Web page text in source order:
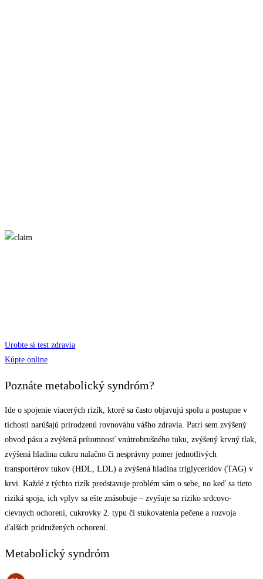
Urobte si test zdravia
Kúpte online
Poznáte metabolický syndróm?
Ide o spojenie viacerých rizík, ktoré sa často objavujú spolu a postupne v
tichosti narúšajú prirodzenú rovnováhu vášho zdravia. Patrí sem zvýšený
obvod pásu a zvýšená prítomnosť vnútrobrušného tuku, zvýšený krvný tlak,
zvýšená hladina cukru nalačno či nesprávny pomer jednotlivých
transportérov tukov (HDL, LDL) a zvýšená hladina triglyceridov (TAG) v
krvi. Každé z týchto rizík predstavuje problém sám o sebe, no keď sa tieto
riziká spoja, ich vplyv sa ešte znásobuje – zvyšuje sa riziko srdcovo-
cievnych ochorení, cukrovky 2. typu či stukovatenia pečene a rozvoja
ďalších pridružených ochorení.
Metabolický syndróm